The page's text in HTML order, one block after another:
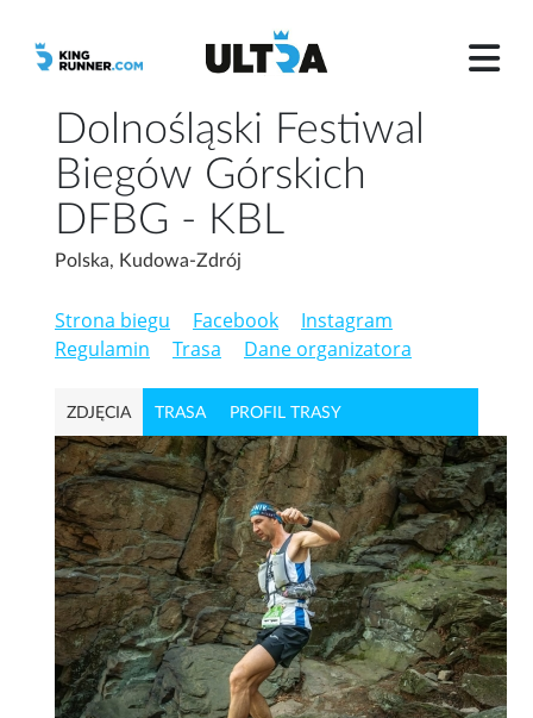
Dolnośląski Festiwal
Biegów Górskich
DFBG - KBL
Polska, Kudowa-Zdrój
Strona biegu Facebook
Instagram
Regulamin
Trasa Dane organizatora
ZDJĘCIA TRASA PROFIL TRASY
PAKIET STARTOWY
WYPOSAŻENIE OBOWIĄZKOWE